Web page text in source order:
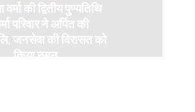
वर्मा की द्वितीय पुण्यतिथि
परिवार ने अर्पित की
जनसेवा की विरासत को
किया नमन